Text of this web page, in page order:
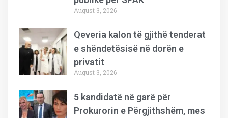
August 3, 2026
Qeveria kalon të gjithë tenderat
e shëndetësisë në dorën e
privatit
August 3, 2026
5 kandidatë në garë për
Prokurorin e Përgjithshëm, mes